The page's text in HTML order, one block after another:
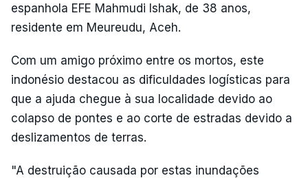
espanhola EFE Mahmudi Ishak, de 38 anos,
residente em Meureudu, Aceh.
Com um amigo próximo entre os mortos, este
indonésio destacou as dificuldades logísticas para
que a ajuda chegue à sua localidade devido ao
colapso de pontes e ao corte de estradas devido a
deslizamentos de terras.
"A destruição causada por estas inundações